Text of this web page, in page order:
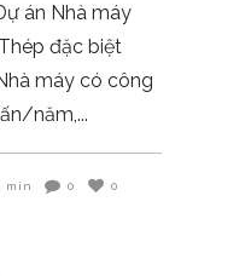
án Nhà máy
đặc biệt
máy có công
năm,
min 0 0